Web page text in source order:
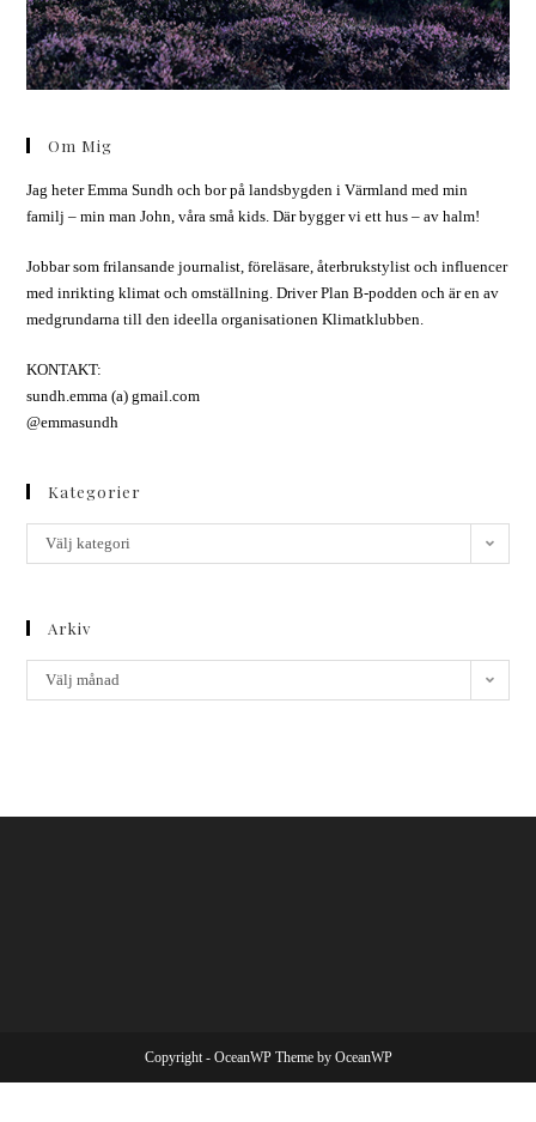
Om Mig
Jag heter Emma Sundh och bor på landsbygden i Värmland med min
familj – min man John, våra små kids. Där bygger vi ett hus – av halm!
Jobbar som frilansande journalist, föreläsare, återbrukstylist och influencer
med inrikting klimat och omställning. Driver Plan B-podden och är en av
medgrundarna till den ideella organisationen Klimatklubben.
KONTAKT:
sundh.emma (a) gmail.com
@emmasundh
Kategorier
Välj kategori
Arkiv
Välj månad
Copyright - OceanWP Theme by OceanWP